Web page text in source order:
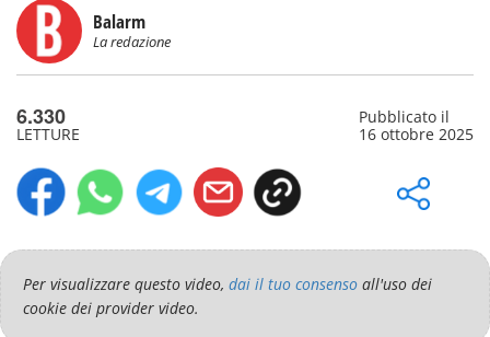
Balarm
La redazione
6.330
LETTURE
Pubblicato il
16 ottobre 2025
Per visualizzare questo video, dai il tuo consenso all'uso dei
cookie dei provider video.